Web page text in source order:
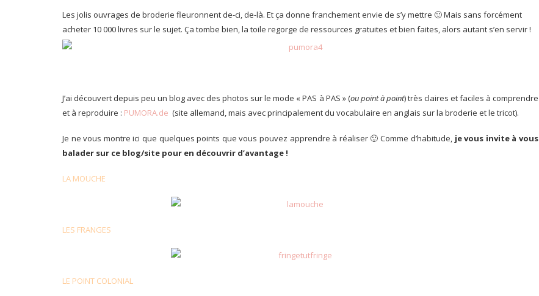
Les jolis ouvrages de broderie fleuronnent de-ci, de-là. Et ça donne franchement envie de s’y mettre 🙂 Mais sans forcément
acheter 10 000 livres sur le sujet. Ça tombe bien, la toile regorge de ressources gratuites et bien faites, alors autant s’en servir !
J’ai découvert depuis peu un blog avec des photos sur le mode « PAS à PAS » (ou point à point) très claires et faciles à comprendre
et à reproduire : PUMORA.de (site allemand, mais avec principalement du vocabulaire en anglais sur la broderie et le tricot).
Je ne vous montre ici que quelques points que vous pouvez apprendre à réaliser 🙂 Comme d’habitude, je vous invite à vous
balader sur ce blog/site pour en découvrir d’avantage !
LA MOUCHE
LES FRANGES
LE POINT COLONIAL